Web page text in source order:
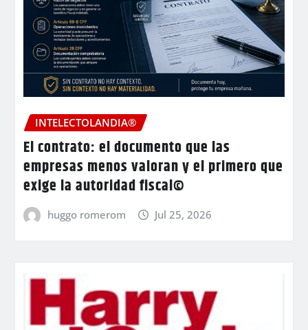
INTELECTOLANDIA®
El contrato: el documento que las
empresas menos valoran y el primero que
exige la autoridad fiscal©
huggo romerom Jul 25, 2026